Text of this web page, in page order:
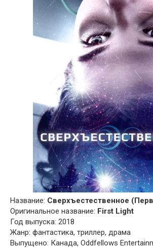
Название: Сверхъестественное
Оригинальное название: First Light
Год выпуска: 2018
Жанр: фантастика, триллер, драма
Выпущено: Канада, Oddfellows